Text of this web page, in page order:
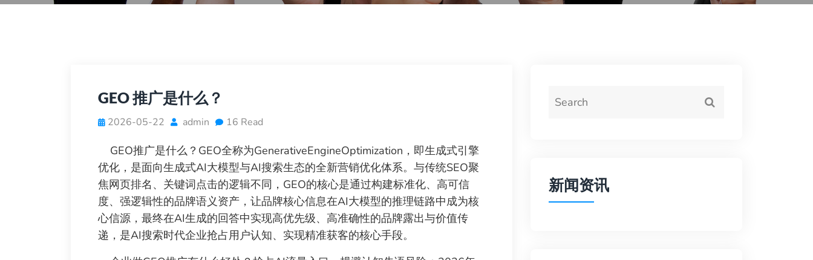
GEO 推广是什么？
2026-05-22 admin 16 Read
GEO推广是什么？GEO全称为GenerativeEngineOptimization，即生成式引擎
优化，是面向生成式AI大模型与AI搜索生态的全新营销优化体系。与传统SEO聚
焦网页排名、关键词点击的逻辑不同，GEO的核心是通过构建标准化、高可信
度、强逻辑性的品牌语义资产，让品牌核心信息在AI大模型的推理链路中成为核
心信源，最终在AI生成的回答中实现高优先级、高准确性的品牌露出与价值传
递，是AI搜索时代企业抢占用户认知、实现精准获客的核心手段。
新闻资讯